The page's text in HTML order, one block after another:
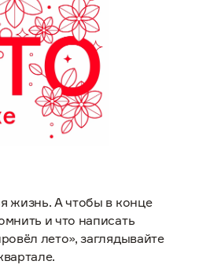
жизнь. А чтобы в конце
и что написать
лето», заглядывайте